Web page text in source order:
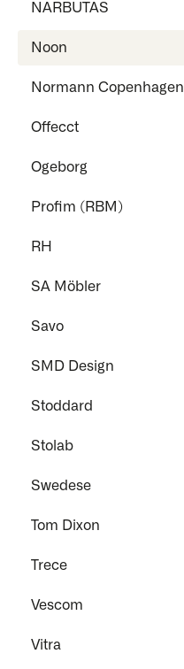
NARBUTAS
Noon
Normann Copenhagen
Offecct
Ogeborg
Profim (RBM)
RH
SA Möbler
Savo
SMD Design
Stoddard
Stolab
Swedese
Tom Dixon
Trece
Vescom
Vitra